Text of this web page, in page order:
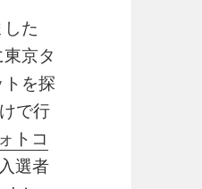
た
京タ
を探
で行
トコ
選者